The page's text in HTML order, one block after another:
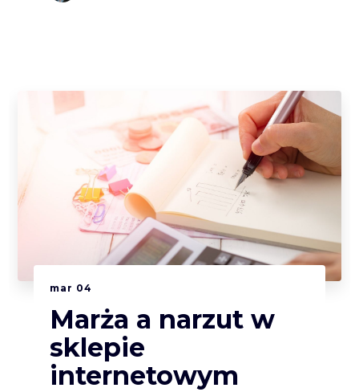
mar 04
Marża a narzut w
sklepie
internetowym